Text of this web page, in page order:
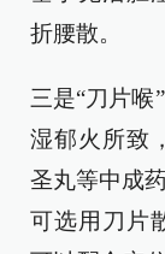
折腰散。
三是“刀片喉
湿郁火所致
圣丸等中成
可选用刀片